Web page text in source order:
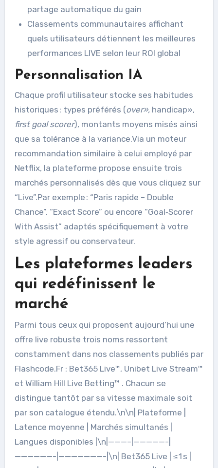
partage automatique du gain
Classements communautaires affichant
quels utilisateurs détiennent les meilleures
performances LIVE selon leur ROI global
Personnalisation IA
Chaque profil utilisateur stocke ses habitudes
historiques : types préférés (over», handicap»,
first goal scorer), montants moyens misés ainsi
que sa tolérance à la variance.Via un moteur
recommandation similaire à celui employé par
Netflix, la plateforme propose ensuite trois
marchés personnalisés dès que vous cliquez sur
“Live”.Par exemple : “Paris rapide – Double
Chance”, “Exact Score” ou encore “Goal‑Scorer
With Assist” adaptés spécifiquement à votre
style agressif ou conservateur.
Les plateformes leaders
qui redéfinissent le
marché
Parmi tous ceux qui proposent aujourd’hui une
offre live robuste trois noms ressortent
constamment dans nos classements publiés par
Flashcode.Fr : Bet365 Live™, Unibet Live Stream™
et William Hill Live Betting™ . Chacun se
distingue tantôt par sa vitesse maximale soit
par son catalogue étendu.\n\n| Plateforme |
Latence moyenne | Marchés simultanés |
Langues disponibles |\n|———–|—————-|
——————-|———————-|\n| Bet365 Live | ≤ 1 s |